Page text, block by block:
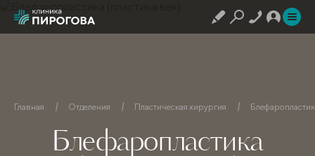
Главная Отделения Пластическая хирургия
Блефаропластика